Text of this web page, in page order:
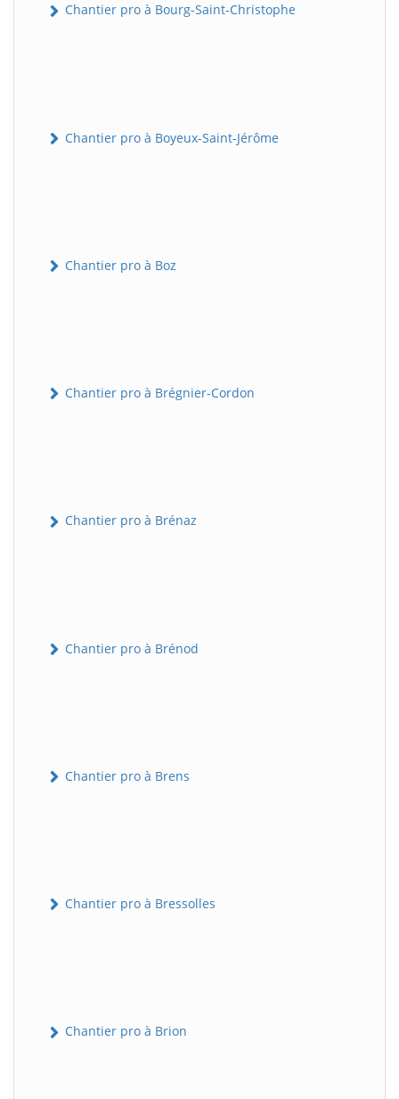
Chantier pro à Bourg-Saint-Christophe
Chantier pro à Boyeux-Saint-Jérôme
Chantier pro à Boz
Chantier pro à Brégnier-Cordon
Chantier pro à Brénaz
Chantier pro à Brénod
Chantier pro à Brens
Chantier pro à Bressolles
Chantier pro à Brion